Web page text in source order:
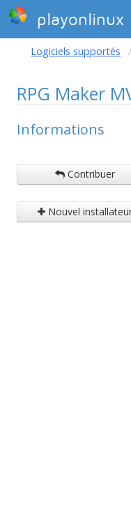
playonlinux
Logiciels supportés
RPG Maker
Informations
Contribuer
Nouvel